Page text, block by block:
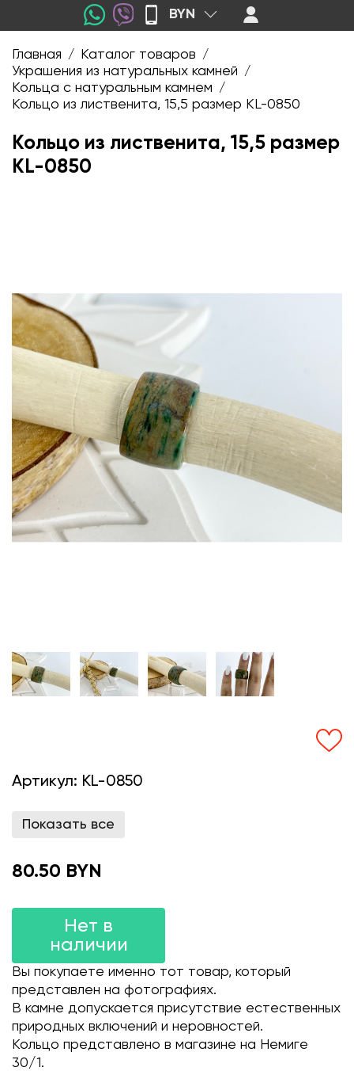
BYN
Главная / Каталог товаров /
Украшения из натуральных камней /
Кольца с натуральным камнем /
Кольцо из лиственита, 15,5 размер KL-0850
Кольцо из лиственита, 15,5 размер
KL-0850
Артикул: KL-0850
Показать все
80.50 BYN
Нет в
наличии
Вы покупаете именно тот товар, который
представлен на фотографиях.
В камне допускается присутствие естественных
природных включений и неровностей.
Кольцо представлено в магазине на Немиге
30/1.